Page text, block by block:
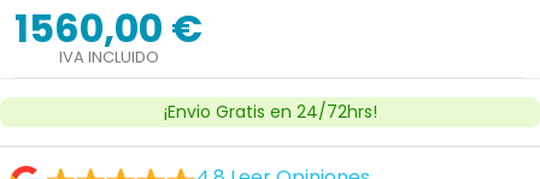
1560,00 €
IVA INCLUIDO
¡Envio Gratis en 24/72hrs!